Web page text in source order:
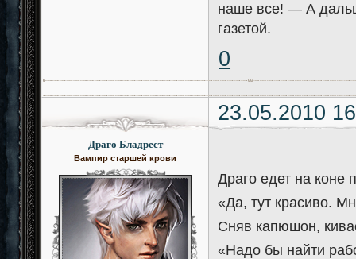
наше все! — А
газетой.
0
23.05.2010
Драго Бладрест
Вампир старшей крови
Драго едет на коне
«Да, тут красиво.
Сняв капюшон,
«Надо бы найти